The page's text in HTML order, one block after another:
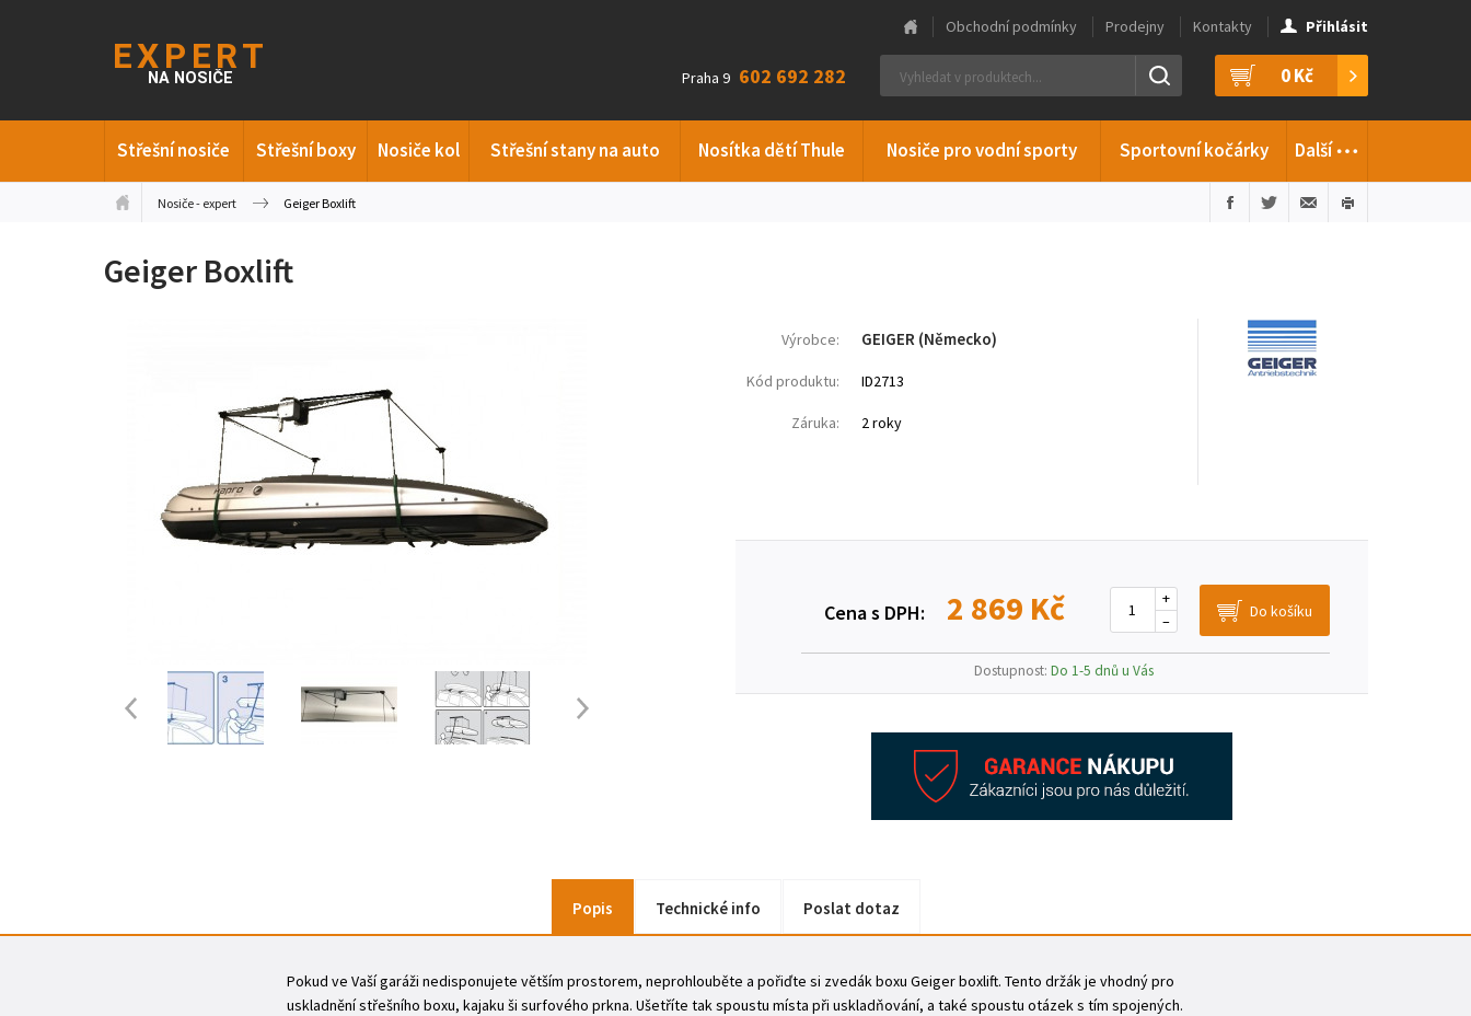
0 Kč
Praha 9 602 692 282
Střešní nosiče Střešní boxy Nosiče kol Střešní stany na auto Nosítka dětí Thule Nosiče pro vodní sporty Sportovní kočárky Další…
Obchodní podmínky Prodejny Kontakty Přihlásit
Nosiče - expert Geiger Boxlift
Geiger Boxlift
Výrobce: GEIGER (Německo)
Kód produktu: ID2713
Záruka: 2 roky
Cena s DPH: 2 869 Kč –
+
Dostupnost: Do 1-5 dnů u Vás
Popis Technické info Poslat dotaz
Pokud ve Vaší garáži nedisponujete větším prostorem, neprohlouběte a pořiďte si zvedák boxu Geiger boxlift. Tento držák je vhodný pro
uskladnění střešního boxu, kajaku ši surfového prkna. Ušetříte tak spoustu místa při uskladňování, a také spoustu otázek s tím spojených.